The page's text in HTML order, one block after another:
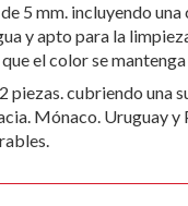
5 mm. incluyendo
y apto para la
el color se
piezas. cubriendo una
Mónaco. Uruguay